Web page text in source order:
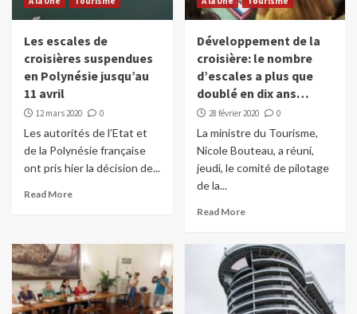
Les escales de
croisières suspendues
en Polynésie jusqu’au
11 avril
12 mars 2020 0
Les autorités de l’Etat et
de la Polynésie française
ont pris hier la décision de...
Read More
Développement de la
croisière: le nombre
d’escales a plus que
doublé en dix ans…
28 février 2020 0
La ministre du Tourisme,
Nicole Bouteau, a réuni,
jeudi, le comité de pilotage
de la...
Read More